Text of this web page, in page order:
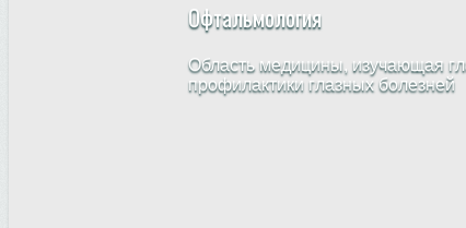
Офтальмология
Область медицины, изучающая
профилактики глазных болезней